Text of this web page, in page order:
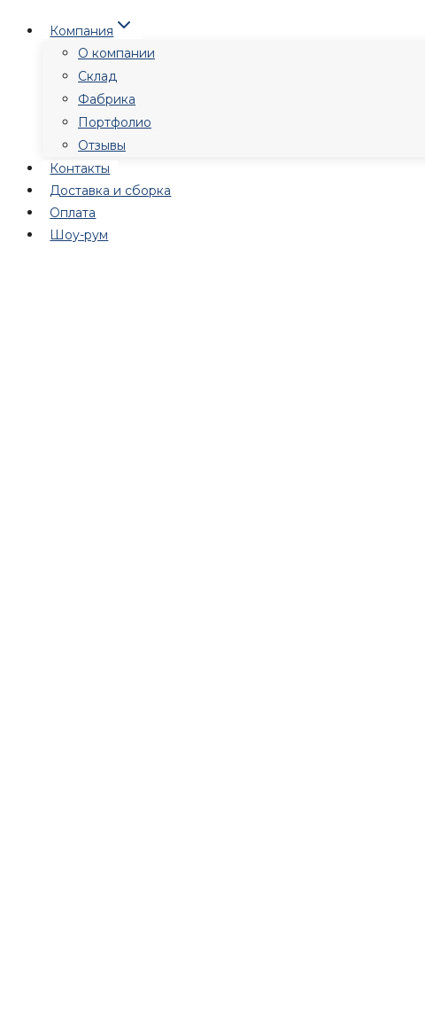
Перейти
содержимому
Компания
О компании
Склад
Фабрика
Портфолио
Отзывы
Контакты
Доставка и сборка
Оплата
Шоу-рум